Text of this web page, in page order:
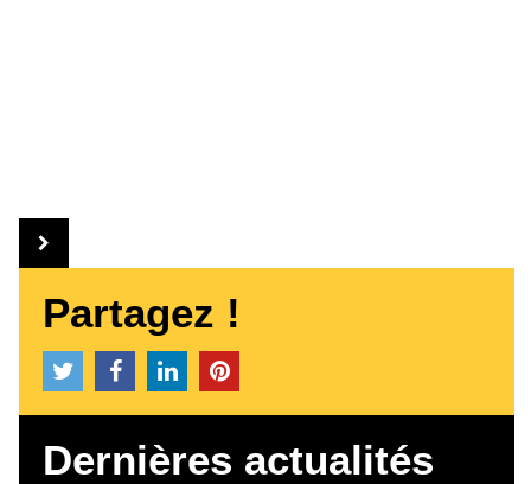
Partagez !
Dernières actualités